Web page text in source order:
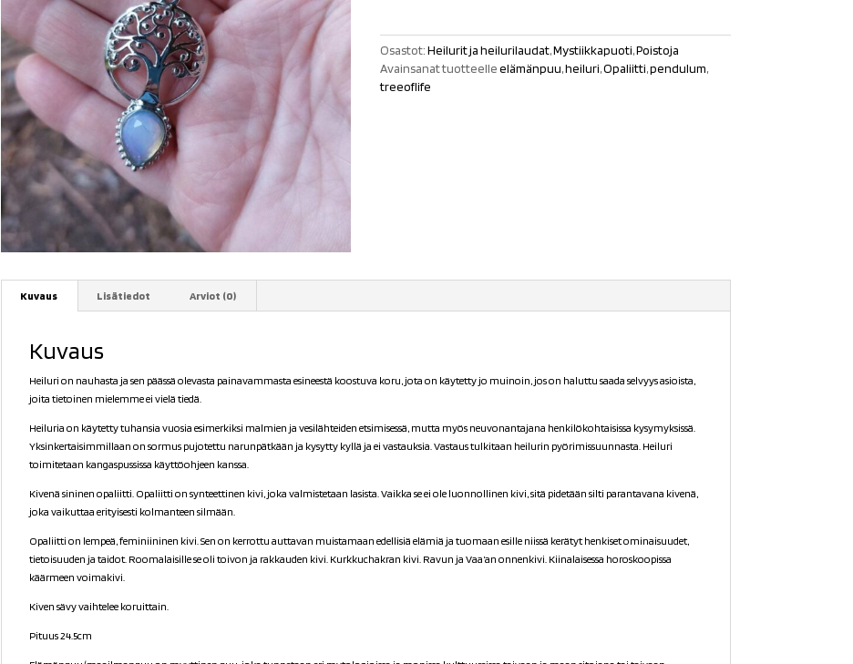
Osastot:Heilurit ja heilurilaudat,Mystiikkapuoti,Poistoja
Avainsanat tuotteelleelämänpuu,heiluri,Opaliitti,pendulum,
treeoflife
Kuvaus Lisätiedot Arviot (0)
Kuvaus
Heiluri on nauhasta ja sen päässä olevasta painavammasta esineestä koostuva koru, jota on käytetty jo muinoin, jos on haluttu saada selvyys asioista,
joita tietoinen mielemme ei vielä tiedä.
Heiluria on käytetty tuhansia vuosia esimerkiksi malmien ja vesilähteiden etsimisessä, mutta myös neuvonantajana henkilökohtaisissa kysymyksissä.
Yksinkertaisimmillaan on sormus pujotettu narunpätkään ja kysytty kyllä ja ei vastauksia. Vastaus tulkitaan heilurin pyörimissuunnasta. Heiluri
toimitetaan kangaspussissa käyttöohjeen kanssa.
Kivenä sininen opaliitti. Opaliitti on synteettinen kivi, joka valmistetaan lasista. Vaikka se ei ole luonnollinen kivi, sitä pidetään silti parantavana kivenä,
joka vaikuttaa erityisesti kolmanteen silmään.
Opaliitti on lempeä, feminiininen kivi. Sen on kerrottu auttavan muistamaan edellisiä elämiä ja tuomaan esille niissä kerätyt henkiset ominaisuudet,
tietoisuuden ja taidot. Roomalaisille se oli toivon ja rakkauden kivi. Kurkkuchakran kivi. Ravun ja Vaa’an onnenkivi. Kiinalaisessa horoskoopissa
käärmeen voimakivi.
Kiven sävy vaihtelee koruittain.
Pituus 24.5cm